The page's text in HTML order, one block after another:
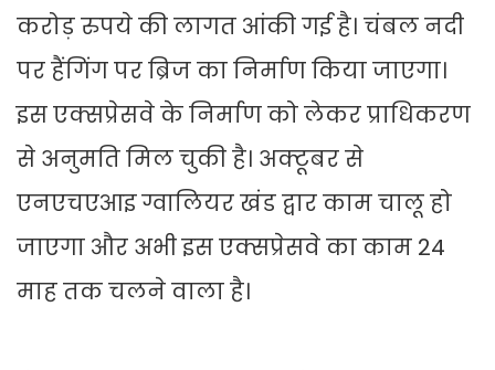
करोड़ रुपये की लागत आंकी गई है। चंबल नदी
पर हैंगिंग पर ब्रिज का निर्माण किया जाएगा।
इस एक्सप्रेसवे के निर्माण को लेकर प्राधिकरण
से अनुमति मिल चुकी है। अक्टूबर से
एनएचएआइ ग्वालियर खंड द्वार काम चालू हो
जाएगा और अभी इस एक्सप्रेसवे का काम 24
माह तक चलने वाला है।